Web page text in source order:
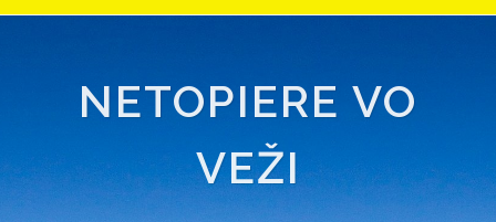
NETOPIERE VO
VEŽI